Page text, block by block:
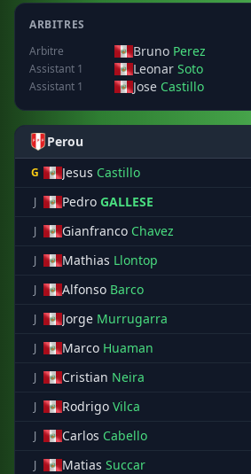
ARBITRES
Arbitre
Bruno Perez
Assistant 1 Leonar Soto
Assistant 1 Jose Castillo
Perou
G Jesus Castillo
J Pedro GALLESE
J Gianfranco Chavez
J Mathias Llontop
J Alfonso Barco
J Jorge Murrugarra
J
Marco Huaman
J
Cristian Neira
J
Rodrigo Vilca
J
Carlos Cabello
J
Matias Succar